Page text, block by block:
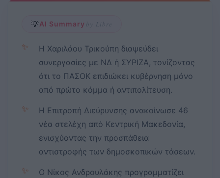
💡AI Summary by Libre
✨
Η Χαριλάου Τρικούπη διαψεύδει
συνεργασίες με ΝΔ ή ΣΥΡΙΖΑ, τονίζοντας
ότι το ΠΑΣΟΚ επιδιώκει κυβέρνηση μόνο
από πρώτο κόμμα ή αντιπολίτευση.
✨
Η Επιτροπή Διεύρυνσης ανακοίνωσε 46
νέα στελέχη από Κεντρική Μακεδονία,
ενισχύοντας την προσπάθεια
αντιστροφής των δημοσκοπικών τάσεων.
✨
Ο Νίκος Ανδρουλάκης προγραμματίζει